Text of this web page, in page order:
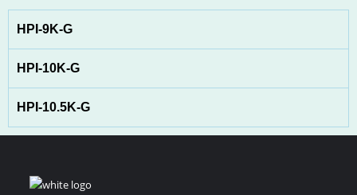
HPI-9K-G
HPI-10K-G
HPI-10.5K-G